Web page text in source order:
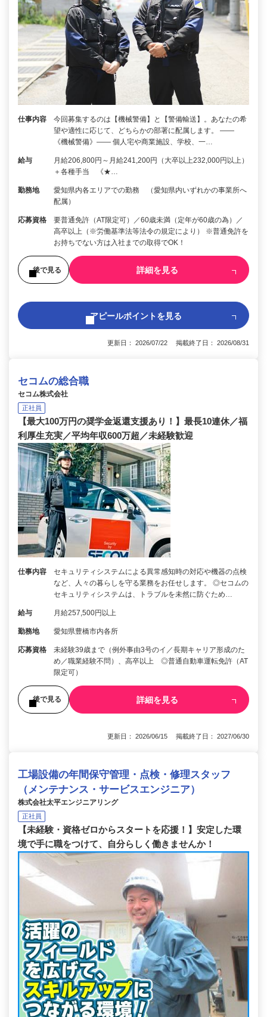
仕事内容
今回募集するのは【機械警備】と【警備輸送】。あなたの希
望や適性に応じて、どちらかの部署に配属します。 ――
《機械警備》―― 個人宅や商業施設、学校、一…
給与
月給206,800円～月給241,200円（大卒以上232,000円以上）
＋各種手当 《★…
勤務地
愛知県内各エリアでの勤務 （愛知県内いずれかの事業所へ
配属）
応募資格
要普通免許（AT限定可）／60歳未満（定年が60歳の為）／
高卒以上（※労働基準法等法令の規定により） ※普通免許を
お持ちでない方は入社までの取得でOK！
後で見る 詳細を見る
アピールポイントを見る
更新日： 2026/07/22 掲載終了日： 2026/08/31
セコムの総合職
セコム株式会社
正社員
【最大100万円の奨学金返還支援あり！】最長10連休／福
利厚生充実／平均年収600万超／未経験歓迎
仕事内容
セキュリティシステムによる異常感知時の対応や機器の点検
など、人々の暮らしを守る業務をお任せします。 ◎セコムの
セキュリティシステムは、トラブルを未然に防ぐため…
給与 月給257,500円以上
勤務地 愛知県豊橋市内各所
応募資格
未経験39歳まで（例外事由3号のイ／長期キャリア形成のた
め／職業経験不問）、高卒以上 ◎普通自動車運転免許（AT
限定可）
後で見る 詳細を見る
更新日： 2026/06/15 掲載終了日： 2027/06/30
工場設備の年間保守管理・点検・修理スタッフ
（メンテナンス・サービスエンジニア）
株式会社太平エンジニアリング
正社員
【未経験・資格ゼロからスタートを応援！】安定した環
境で手に職をつけて、自分らしく働きませんか！